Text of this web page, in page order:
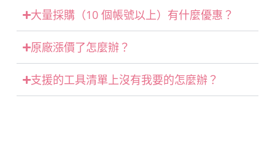
大量採購（10 個帳號以上）有什麼優惠？
原廠漲價了怎麼辦？
支援的工具清單上沒有我要的怎麼辦？